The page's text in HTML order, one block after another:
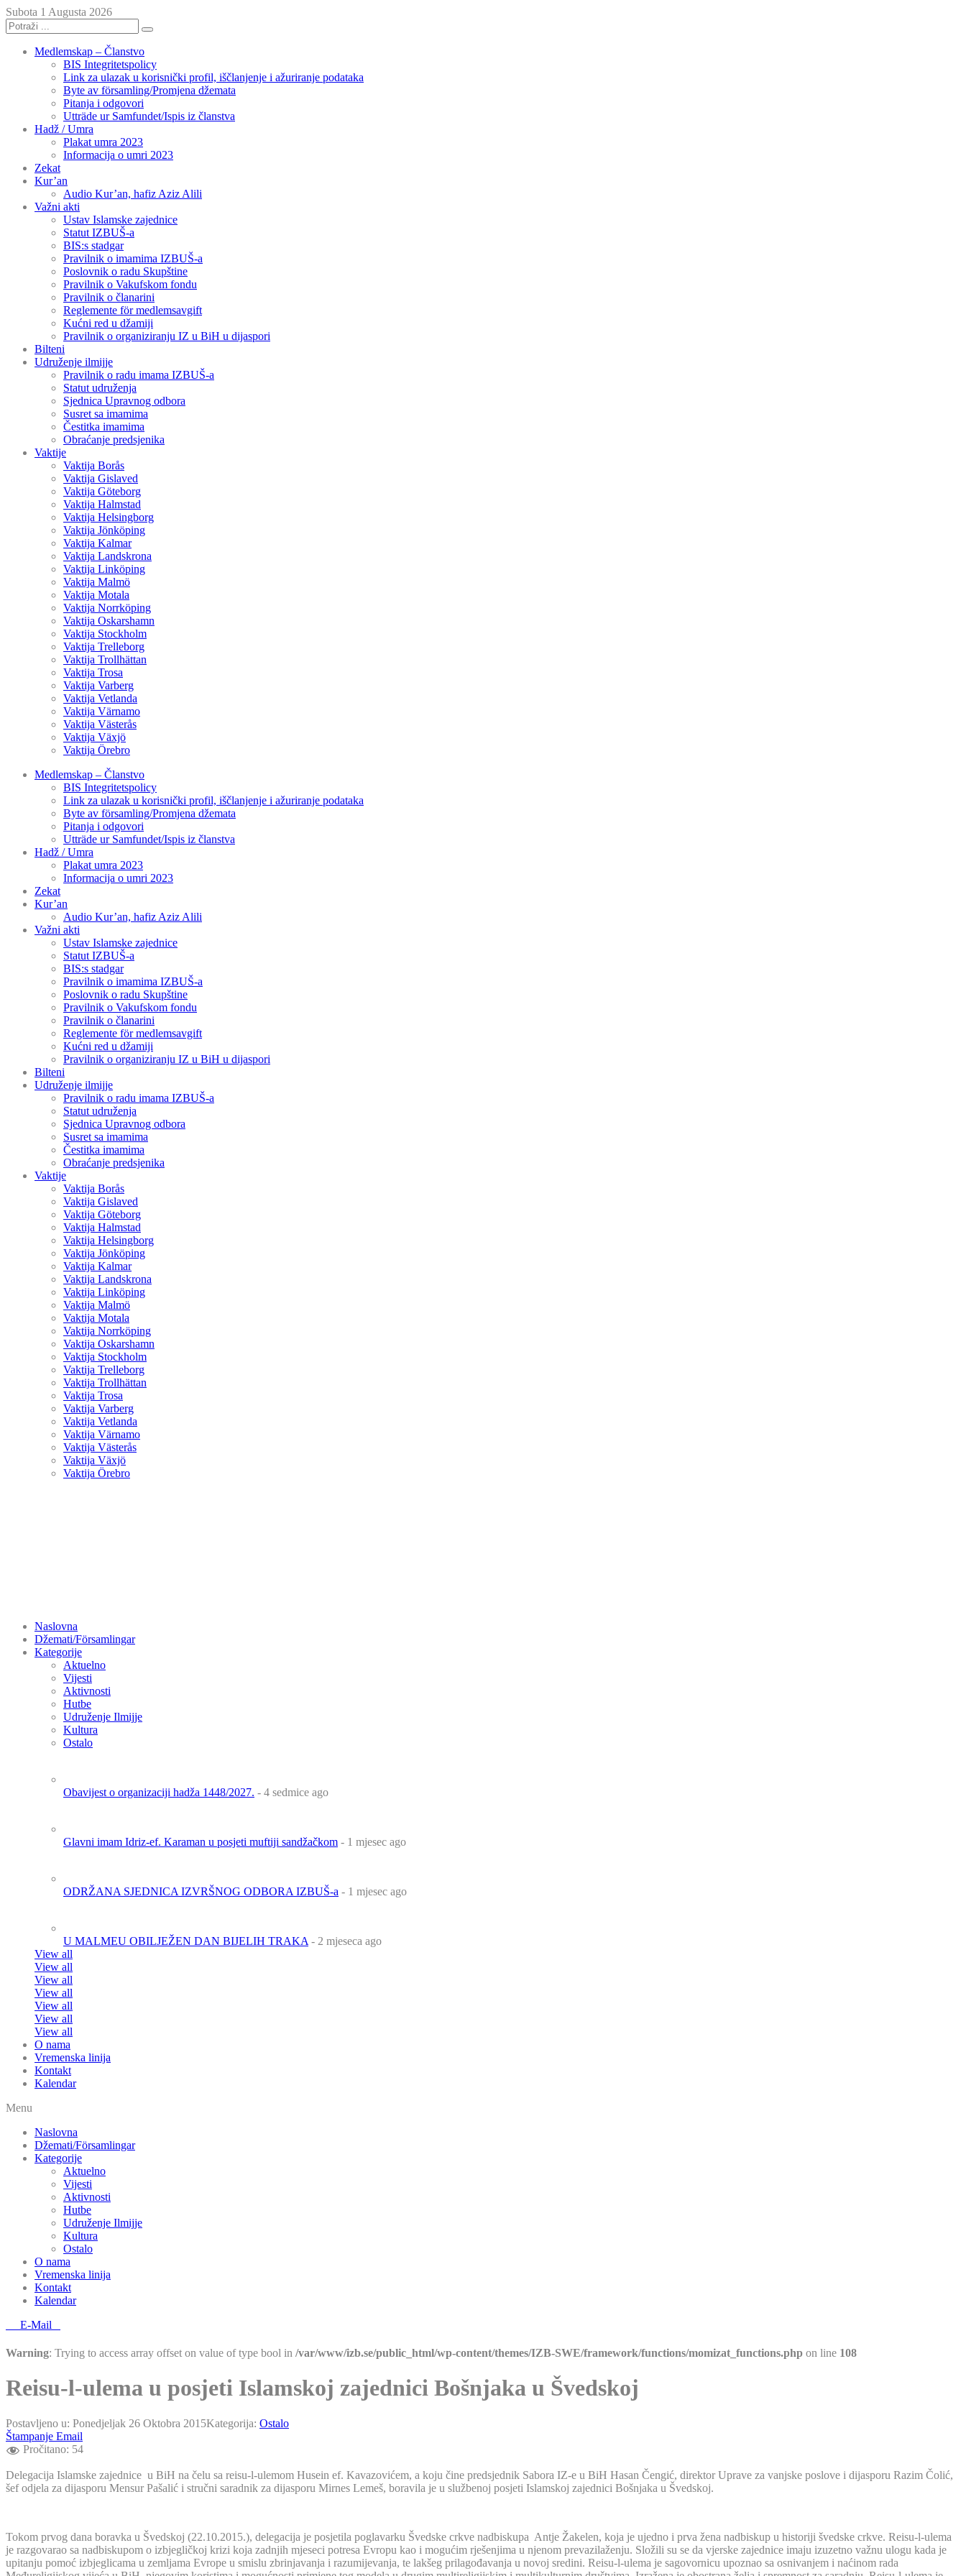
Subota 1 Augusta 2026
Medlemskap – Članstvo
BIS Integritetspolicy
Link za ulazak u korisnički profil, iščlanjenje i ažuriranje podataka
Byte av församling/Promjena džemata
Pitanja i odgovori
Utträde ur Samfundet/Ispis iz članstva
Hadž / Umra
Plakat umra 2023
Informacija o umri 2023
Zekat
Kur’an
Audio Kur’an, hafiz Aziz Alili
Važni akti
Ustav Islamske zajednice
Statut IZBUŠ-a
BIS:s stadgar
Pravilnik o imamima IZBUŠ-a
Poslovnik o radu Skupštine
Pravilnik o Vakufskom fondu
Pravilnik o članarini
Reglemente för medlemsavgift
Kućni red u džamiji
Pravilnik o organiziranju IZ u BiH u dijaspori
Bilteni
Udruženje ilmijje
Pravilnik o radu imama IZBUŠ-a
Statut udruženja
Sjednica Upravnog odbora
Susret sa imamima
Čestitka imamima
Obraćanje predsjenika
Vaktije
Vaktija Borås
Vaktija Gislaved
Vaktija Göteborg
Vaktija Halmstad
Vaktija Helsingborg
Vaktija Jönköping
Vaktija Kalmar
Vaktija Landskrona
Vaktija Linköping
Vaktija Malmö
Vaktija Motala
Vaktija Norrköping
Vaktija Oskarshamn
Vaktija Stockholm
Vaktija Trelleborg
Vaktija Trollhättan
Vaktija Trosa
Vaktija Varberg
Vaktija Vetlanda
Vaktija Värnamo
Vaktija Västerås
Vaktija Växjö
Vaktija Örebro
Medlemskap – Članstvo
BIS Integritetspolicy
Link za ulazak u korisnički profil, iščlanjenje i ažuriranje podataka
Byte av församling/Promjena džemata
Pitanja i odgovori
Utträde ur Samfundet/Ispis iz članstva
Hadž / Umra
Plakat umra 2023
Informacija o umri 2023
Zekat
Kur’an
Audio Kur’an, hafiz Aziz Alili
Važni akti
Ustav Islamske zajednice
Statut IZBUŠ-a
BIS:s stadgar
Pravilnik o imamima IZBUŠ-a
Poslovnik o radu Skupštine
Pravilnik o Vakufskom fondu
Pravilnik o članarini
Reglemente för medlemsavgift
Kućni red u džamiji
Pravilnik o organiziranju IZ u BiH u dijaspori
Bilteni
Udruženje ilmijje
Pravilnik o radu imama IZBUŠ-a
Statut udruženja
Sjednica Upravnog odbora
Susret sa imamima
Čestitka imamima
Obraćanje predsjenika
Vaktije
Vaktija Borås
Vaktija Gislaved
Vaktija Göteborg
Vaktija Halmstad
Vaktija Helsingborg
Vaktija Jönköping
Vaktija Kalmar
Vaktija Landskrona
Vaktija Linköping
Vaktija Malmö
Vaktija Motala
Vaktija Norrköping
Vaktija Oskarshamn
Vaktija Stockholm
Vaktija Trelleborg
Vaktija Trollhättan
Vaktija Trosa
Vaktija Varberg
Vaktija Vetlanda
Vaktija Värnamo
Vaktija Västerås
Vaktija Växjö
Vaktija Örebro
Naslovna
Džemati/Församlingar
Kategorije
Aktuelno
Vijesti
Aktivnosti
Hutbe
Udruženje Ilmijje
Kultura
Ostalo
Obavijest o organizaciji hadža 1448/2027. - 4 sedmice ago
Glavni imam Idriz-ef. Karaman u posjeti muftiji sandžačkom - 1 mjesec ago
ODRŽANA SJEDNICA IZVRŠNOG ODBORA IZBUŠ-a - 1 mjesec ago
U MALMEU OBILJEŽEN DAN BIJELIH TRAKA - 2 mjeseca ago
View all
View all
View all
View all
View all
View all
View all
O nama
Vremenska linija
Kontakt
Kalendar
Menu
Naslovna
Džemati/Församlingar
Kategorije
Aktuelno
Vijesti
Aktivnosti
Hutbe
Udruženje Ilmijje
Kultura
Ostalo
O nama
Vremenska linija
Kontakt
Kalendar
E-Mail
Warning: Trying to access array offset on value of type bool in /var/www/izb.se/public_html/wp-content/themes/IZB-SWE/framework/functions/momizat_functions.php on line 108
Reisu-l-ulema u posjeti Islamskoj zajednici Bošnjaka u Švedskoj
Postavljeno u: Ponedjeljak 26 Oktobra 2015Kategorija: Ostalo
Štampanje Email
Pročitano: 54
Delegacija Islamske zajednice u BiH na čelu sa reisu-l-ulemom Husein ef. Kavazovićem, a koju čine predsjednik Sabora IZ-e u BiH Hasan Čengić, direktor Uprave za vanjske poslove i dijasporu Razim Čolić,
šef odjela za dijasporu Mensur Pašalić i stručni saradnik za dijasporu Mirnes Lemeš, boravila je u službenoj posjeti Islamskoj zajednici Bošnjaka u Švedskoj.
Tokom prvog dana boravka u Švedskoj (22.10.2015.), delegacija je posjetila poglavarku Švedske crkve nadbiskupa Antje Žakelen, koja je ujedno i prva žena nadbiskup u historiji švedske crkve. Reisu-l-ulema
je razgovarao sa nadbiskupom o izbjegličkoj krizi koja zadnjih mjeseci potresa Evropu kao i mogućim rješenjima u njenom prevazilaženju. Složili su se da vjerske zajednice imaju izuzetno važnu ulogu kada je
upitanju pomoć izbjeglicama u zemljama Evrope u smislu zbrinjavanja i razumijevanja, te lakšeg prilagođavanja u novoj sredini. Reisu-l-ulema je sagovornicu upoznao sa osnivanjem i naćinom rada